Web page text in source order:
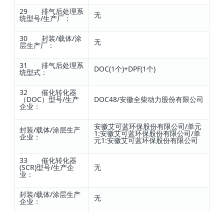
29 排气后处理系
统型号/生产厂： 无
30 封装/载体/涂
层生产厂： 无
31 排气后处理系
统型式： DOC(1个)+DPF(1个)
32 催化转化器
（DOC）型号/生产
企业：
DOC48/安徽全柴动力股份有限公司
封装/载体/涂层生产
企业：
安徽艾可蓝环保股份有限公司/单元
1:安徽艾可蓝环保股份有限公司/单
元1:安徽艾可蓝环保股份有限公司
33 催化转化器
(SCR)型号/生产企
业：
无
封装/载体/涂层生产
企业： 无